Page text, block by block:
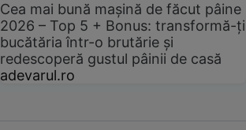
Cea mai bună mașină de făcut pâine
2026 – Top 5 + Bonus: transformă-ți
bucătăria într-o brutărie și
redescoperă gustul pâinii de casă
adevarul.ro